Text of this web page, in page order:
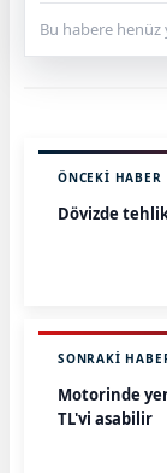
Bu habere henüz
ÖNCEKI HABER
Dövizde
SONRAKI
Motorinde
TL'yi aşabilir